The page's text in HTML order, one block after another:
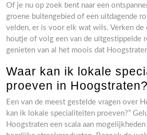
Of je nu op zoek bent naar een
groene buitengebied of een uitdagende
velden, er is voor elk wat wils. Verken de
houtje of volg een van de uitgestippelde
genieten van al het moois dat
Waar kan ik lokale
proeven in Hoogstraten?
Een van de meest gestelde vragen over
kan ik lokale specialiteiten proeven?”
Hoogstraten een scala aan